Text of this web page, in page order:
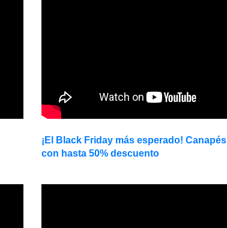
¡El Black Friday más esperado! Canapés
con hasta 50% descuento